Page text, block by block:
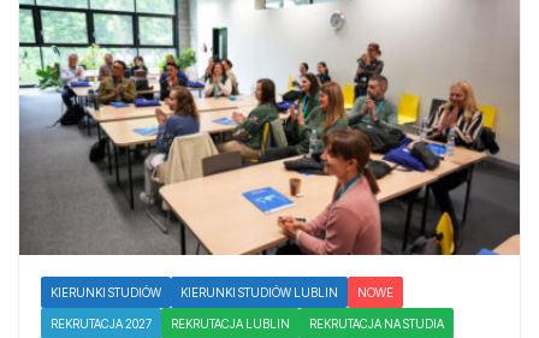
KIERUNKI STUDIÓW KIERUNKI STUDIÓW LUBLIN NOWE
REKRUTACJA 2027 REKRUTACJA LUBLIN REKRUTACJA NA STUDIA